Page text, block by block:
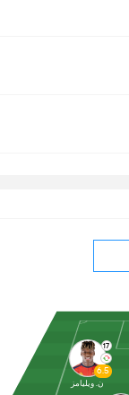
17
6.5
ن. ويليامز